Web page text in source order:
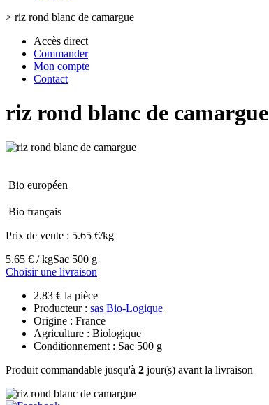
> riz rond blanc de camargue
Accès direct
Commander
Mon compte
Contact
riz rond blanc de camargue
Bio européen
Bio français
Prix de vente : 5.65 €/kg
5.65 € / kgSac 500 g
Choisir une livraison
2.83 € la pièce
Producteur : sas Bio-Logique
Origine : France
Agriculture : Biologique
Conditionnement : Sac 500 g
Produit commandable jusqu'à 2 jour(s) avant la livraison